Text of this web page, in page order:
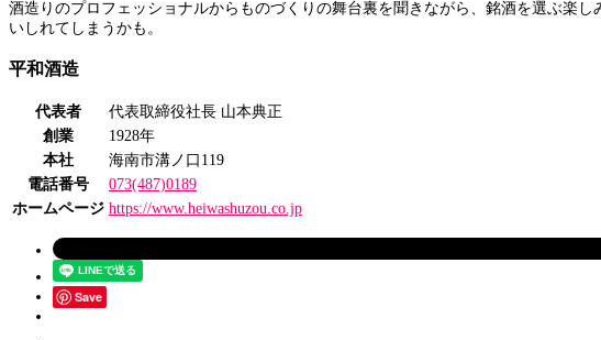
酒造りのプロフェッショナルからものづくりの舞台裏を聞きながら、銘酒を選ぶ楽
いしれてしまうかも。
平和酒造
代表者
代表取締役社長 山本典正
創業
1928年
本社
海南市溝ノ口119
電話番号
073(487)0189
ホームページ https://www.heiwashuzou.co.jp
Save